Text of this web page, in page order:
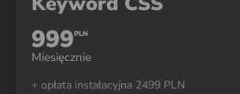
999PLN
Miesięcznie
+ opłata instalacyjna 2499 PLN